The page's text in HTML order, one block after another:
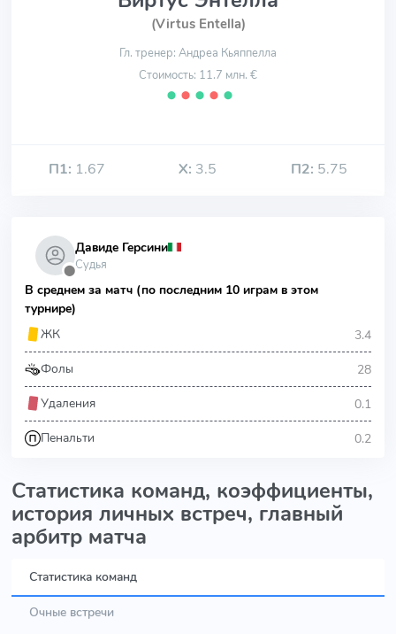
(Virtus Entella)
Гл. тренер: Андреа Кьяппелла
Стоимость: 11.7 млн. €
⬤ ⬤ ⬤ ⬤ ⬤
П1: 1.67 Х: 3.5 П2: 5.75
⬤
Давиде Герсини
Судья
В среднем за матч (по последним 10 играм в этом
турнире)
ЖК
3.4
Фолы 28
Удаления 0.1
Пенальти 0.2
Статистика команд, коэффициенты,
история личных встреч, главный
арбитр матча
Статистика команд
Очные встречи